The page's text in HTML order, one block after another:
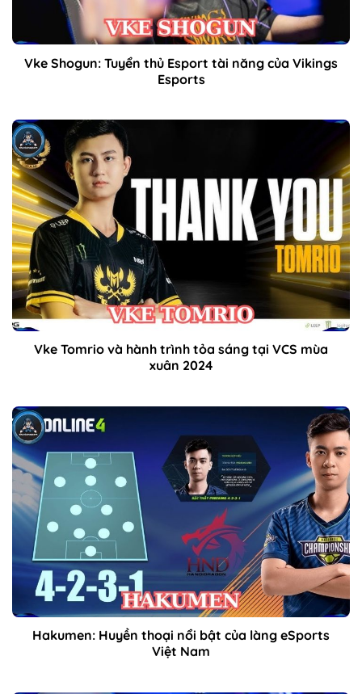
Vke Shogun: Tuyển thủ Esport tài năng của Vikings
Esports
Vke Tomrio và hành trình tỏa sáng tại VCS mùa
xuân 2024
Hakumen: Huyền thoại nổi bật của làng eSports
Việt Nam